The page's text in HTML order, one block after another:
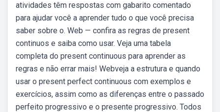
atividades têm respostas com gabarito comentado
para ajudar você a aprender tudo o que você precisa
saber sobre o. Web — confira as regras de present
continuos e saiba como usar. Veja uma tabela
completa do present continuous para aprender as
regras e não errar mais! Webveja a estrutura e quando
usar o present perfect continuous com exemplos e
exercícios, assim como as diferenças entre o passado
perfeito progressivo e o presente progressivo. Todos